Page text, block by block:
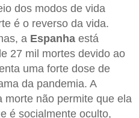
dos modos de vida
é o reverso da vida.
a Espanha está
27 mil mortes devido ao
uma forte dose de
da pandemia. A
morte não permite que ela
é socialmente oculto,